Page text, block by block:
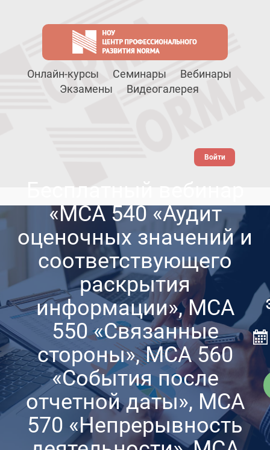
Онлайн-курсы Семинары
Вебинары
Экзамены
Видеогалерея
Войти
Бесплатный вебинар
«МСА 540 «Аудит
оценочных значений и
соответствующего
раскрытия
информации», МСА
550 «Связанные
стороны», МСА 560
«События после
отчетной даты», МСА
570 «Непрерывность